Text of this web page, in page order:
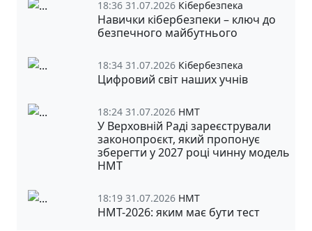
18:36 31.07.2026 Кібербезпека
Навички кібербезпеки – ключ до
безпечного майбутнього
18:34 31.07.2026 Кібербезпека
Цифровий світ наших учнів
18:24 31.07.2026 НМТ
У Верховній Раді зареєстрували
законопроєкт, який пропонує
зберегти у 2027 році чинну модель
НМТ
18:19 31.07.2026 НМТ
НМТ-2026: яким має бути тест